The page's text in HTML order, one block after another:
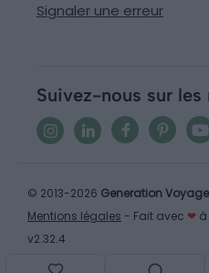
Signaler une erreur
Suivez-nous sur les
© 2013-2026 Generation Voyage
Mentions légales - Fait avec ❤
v2.32.4